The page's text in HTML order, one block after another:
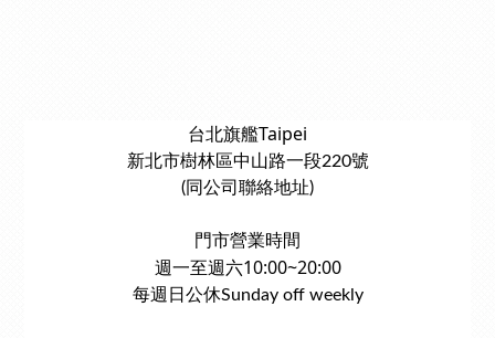
台北旗艦Taipei
新北市樹林區中山路一段220號
(同公司聯絡地址)
門市營業時間
週一至週六10:00~20:00
每週日公休Sunday off weekly